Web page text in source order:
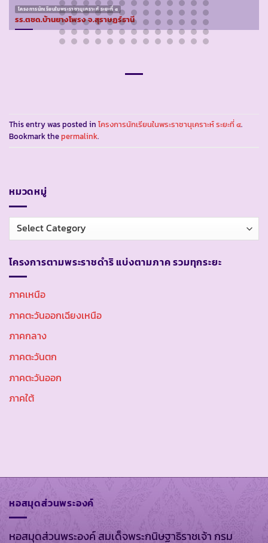
โครงการนักเรียนในพระราชานุเคราะห์ ระยะที่ ๔
รร.ตชด.บ้านยางโพรง จ.สุราษฏร์ธานี
This entry was posted in โครงการนักเรียนในพระราชานุเคราะห์ ระยะที่ ๔.
Bookmark thepermalink.
หมวดหมู่
หมวด
หมู่
โครงการตามพระราชดำริ แบ่งตามภาค รวมทุกระยะ
ภาคเหนือ
ภาคตะวันออกเฉียงเหนือ
ภาคกลาง
ภาคตะวันตก
ภาคตะวันออก
ภาคใต้
หอสมุดส่วนพระองค์
หอสมุดส่วนพระองค์ สมเด็จพระกนิษฐาธิราชเจ้า กรม